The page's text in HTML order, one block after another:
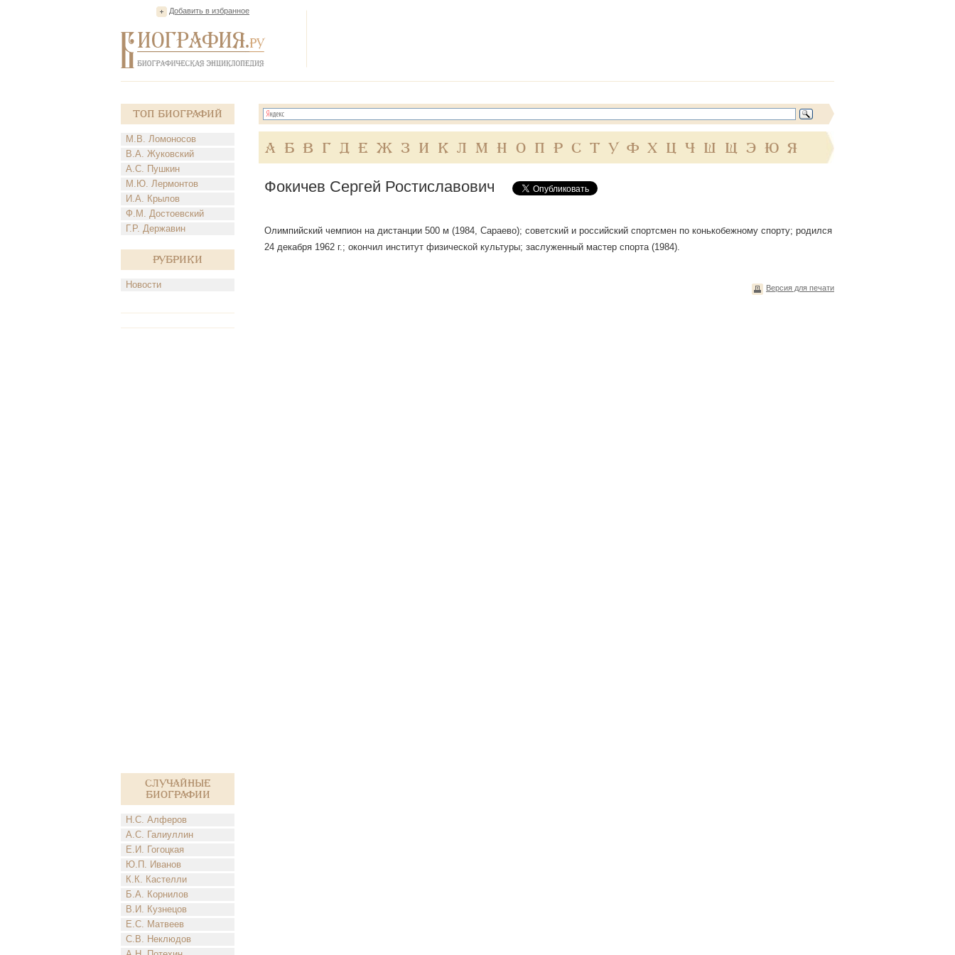
Добавить в избранное
Топ Биографий
М.В. Ломоносов
В.А. Жуковский
А.С. Пушкин
М.Ю. Лермонтов
И.А. Крылов
Ф.М. Достоевский
Г.Р. Державин
Рубрики
Новости
Случайные
биографии
Н.С. Алферов
А.С. Галиуллин
Е.И. Гогоцкая
Ю.П. Иванов
К.К. Кастелли
Б.А. Корнилов
В.И. Кузнецов
Е.С. Матвеев
С.В. Неклюдов
А Б В Г Д Е Ж З И К Л М Н О П Р С Т У Ф Х Ц Ч Ш Щ Э Ю Я
Фокичев Сергей Ростиславович
Олимпийский чемпион на дистанции 500 м (1984, Сараево); советский и российский спортсмен по конькобежному спорту; родился
24 декабря 1962 г.; окончил институт физической культуры; заслуженный мастер спорта (1984).
Версия для печати